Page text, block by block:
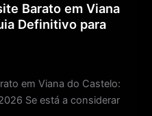
Barato em Viana
Definitivo para
em Viana do Castelo:
Se está a considerar